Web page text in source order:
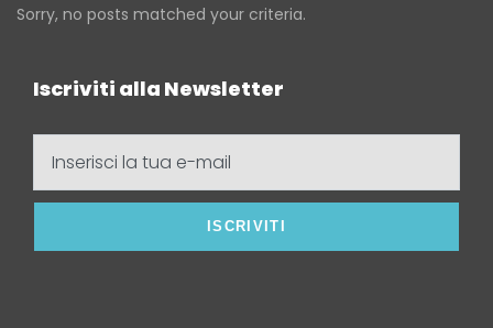
Sorry, no posts matched your criteria.
Iscriviti alla Newsletter
tua
mail